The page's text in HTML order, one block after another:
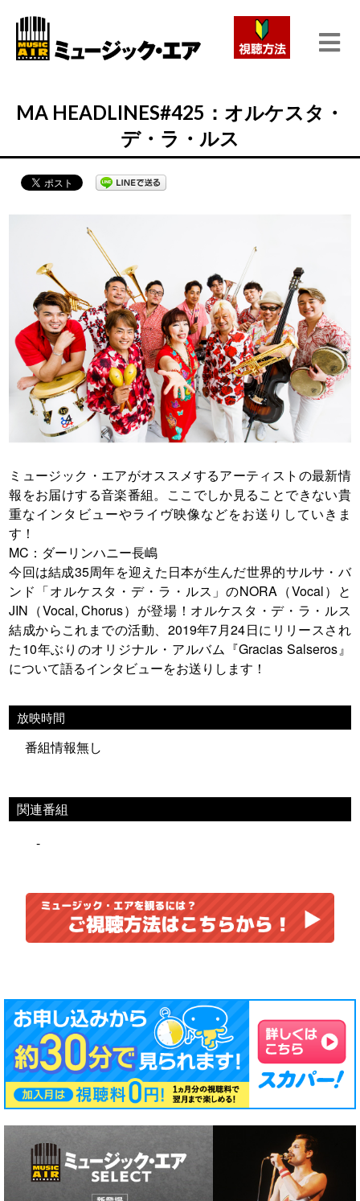
MA HEADLINES#425：オルケスタ・
デ・ラ・ルス
ミュージック・エアがオススメするアーティストの最新情
報をお届けする音楽番組。ここでしか見ることできない貴
重なインタビューやライヴ映像などをお送りしていきま
す！
MC：ダーリンハニー長嶋
今回は結成35周年を迎えた日本が生んだ世界的サルサ・バ
ンド「オルケスタ・デ・ラ・ルス」のNORA（Vocal）と
JIN（Vocal, Chorus）が登場！オルケスタ・デ・ラ・ルス
結成からこれまでの活動、2019年7月24日にリリースされ
た10年ぶりのオリジナル・アルバム『Gracias Salseros』
について語るインタビューをお送りします！
放映時間
番組情報無し
関連番組
-